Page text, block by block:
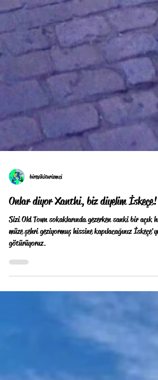
birevikiturizmci
Onlar diyor Xanthi, biz diyelim İskeçe!
müze şehri geziyormuş hissine kapılacağınız İskeçe'ye
götürüyoruz.